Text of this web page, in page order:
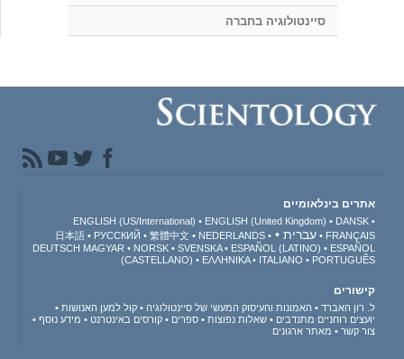
סיינטולוגיה בחברה
אתרים בינלאומיים
ENGLISH (US/International) ENGLISH (United Kingdom)
DANSK
FRANÇAIS
עברית 日本語 РУССКИЙ 繁體中文
NEDERLANDS
DEUTSCH MAGYAR NORSK SVENSKA ESPAÑOL (LATINO)
ESPAÑOL
(CASTELLANO)
ΕΛΛΗΝΙΚA ITALIANO PORTUGUÊS
קישורים
ל. רון האברד האמונות והעיסוק המעשי של סיינטולוגיה
קול למען האנושות
יועצים רוחניים מתנדבים
שאלות נפוצות ספרים קורסים באינטרנט
מידע נוסף
צור קשר
מאתר ארגונים